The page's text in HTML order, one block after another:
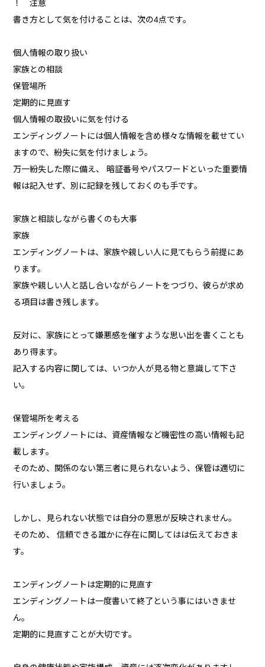
！ 注意
書き方として気を付けることは、次の4点です。
個人情報の取り扱い
家族との相談
保管場所
定期的に見直す
個人情報の取扱いに気を付ける
エンディングノートには個人情報を含め様々な情報を載せてい
ますので、紛失に気を付けましょう。
万一紛失した際に備え、 暗証番号やパスワードといった重要情
報は記入せず、別に記録を残しておくのも手です。
家族と相談しながら書くのも大事
家族
エンディングノートは、家族や親しい人に見てもらう前提にあ
ります。
家族や親しい人と話し合いながらノートをつづり、彼らが求め
る項目は書き残します。
反対に、家族にとって嫌悪感を催すような思い出を書くことも
あり得ます。
記入する内容に関しては、いつか人が見る物と意識して下さ
い。
保管場所を考える
エンディングノートには、資産情報など機密性の高い情報も記
載します。
そのため、関係のない第三者に見られないよう、保管は適切に
行いましょう。
しかし、見られない状態では自分の意思が反映されません。
そのため、 信頼できる誰かに存在に関してはは伝えておきま
す。
エンディングノートは定期的に見直す
エンディングノートは一度書いて終了という事にはいきませ
ん。
定期的に見直すことが大切です。